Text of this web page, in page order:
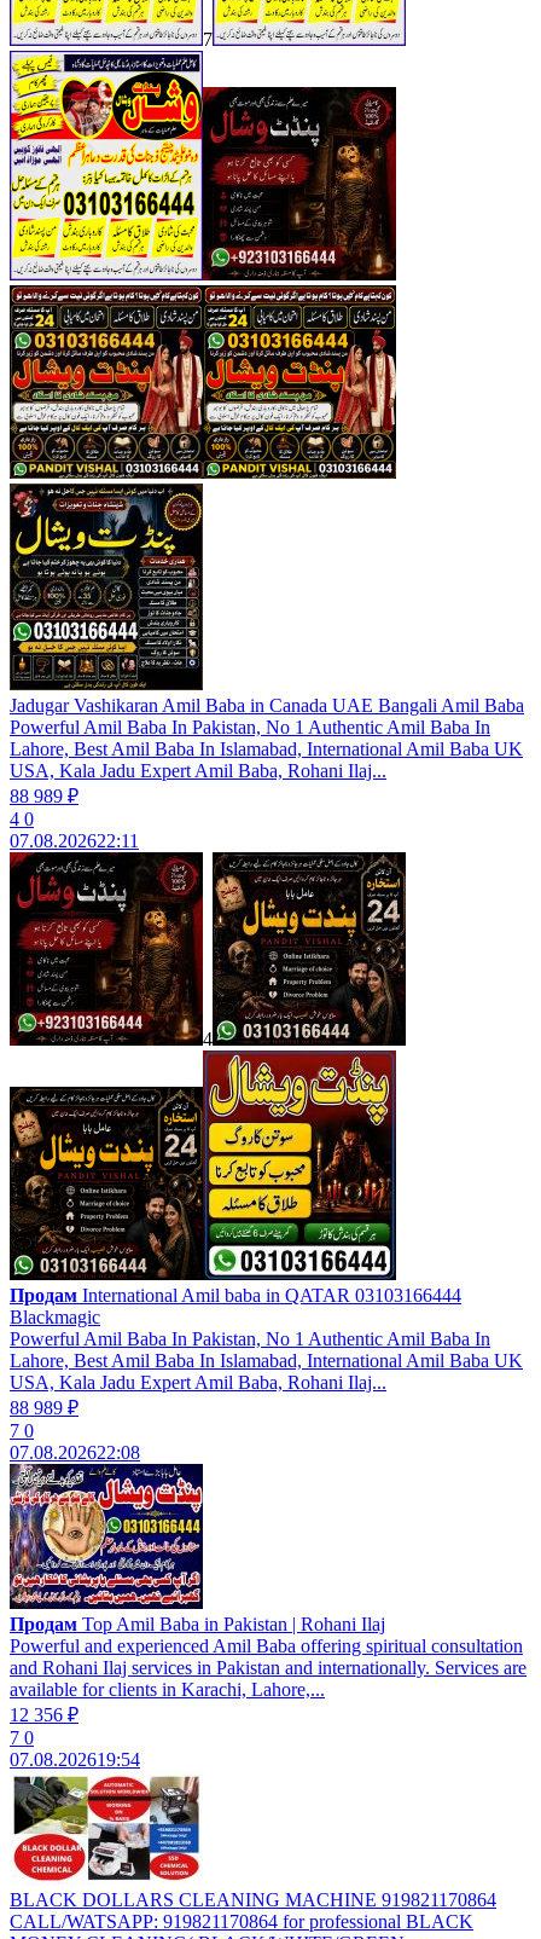
7
Jadugar Vashikaran Amil Baba in Canada UAE Bangali Amil Baba
Powerful Amil Baba In Pakistan, No 1 Authentic Amil Baba In
Lahore, Best Amil Baba In Islamabad, International Amil Baba UK
USA, Kala Jadu Expert Amil Baba, Rohani Ilaj...
88 989 ₽
4 0
07.08.202622:11
4
Продам International Amil baba in QATAR 03103166444
Blackmagic
Powerful Amil Baba In Pakistan, No 1 Authentic Amil Baba In
Lahore, Best Amil Baba In Islamabad, International Amil Baba UK
USA, Kala Jadu Expert Amil Baba, Rohani Ilaj...
88 989 ₽
7 0
07.08.202622:08
Продам Top Amil Baba in Pakistan | Rohani Ilaj
Powerful and experienced Amil Baba offering spiritual consultation
and Rohani Ilaj services in Pakistan and internationally. Services are
available for clients in Karachi, Lahore,...
12 356 ₽
7 0
07.08.202619:54
BLACK DOLLARS CLEANING MACHINE 919821170864
CALL/WATSAPP: 919821170864 for professional BLACK